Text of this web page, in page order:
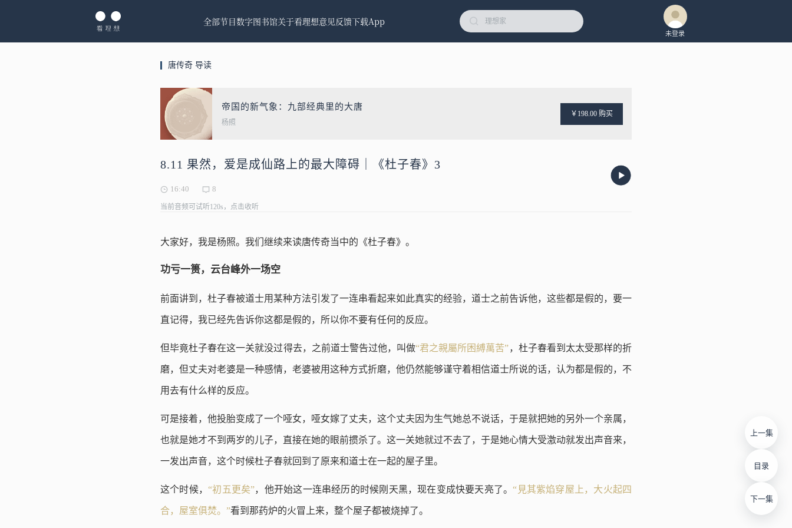
全部节目数字图书馆关于看理想意见反馈下载App
未登录
唐传奇 导读
帝国的新气象：九部经典里的大唐
杨照
￥198.00 购买
8.11 果然，爱是成仙路上的最大障碍｜《杜子春》3
16:40 8
当前音频可试听120s，点击收听
上一集
目录
下一集
大家好，我是杨照。我们继续来读唐传奇当中的《杜子春》。
功亏一篑，云台峰外一场空
前面讲到，杜子春被道士用某种方法引发了一连串看起来如此真实的经验，道士之前告诉他，这些都是假的，要一
直记得，我已经先告诉你这都是假的，所以你不要有任何的反应。
但毕竟杜子春在这一关就没过得去，之前道士警告过他，叫做“君之親屬所困縛萬苦”，杜子春看到太太受那样的折
磨，但丈夫对老婆是一种感情，老婆被用这种方式折磨，他仍然能够谨守着相信道士所说的话，认为都是假的，不
用去有什么样的反应。
可是接着，他投胎变成了一个哑女，哑女嫁了丈夫，这个丈夫因为生气她总不说话，于是就把她的另外一个亲属，
也就是她才不到两岁的儿子，直接在她的眼前掼杀了。这一关她就过不去了，于是她心情大受激动就发出声音来，
一发出声音，这个时候杜子春就回到了原来和道士在一起的屋子里。
这个时候，“初五更矣”，他开始这一连串经历的时候刚天黑，现在变成快要天亮了。“見其紫焰穿屋上，大火起四
合，屋室俱焚。”看到那药炉的火冒上来，整个屋子都被烧掉了。